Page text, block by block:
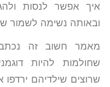
איך אפשר לנסות
ובאותה נשימה לשמור
מאמר חשוב זה
שחולמות להיות
שרוצים שילדיהם